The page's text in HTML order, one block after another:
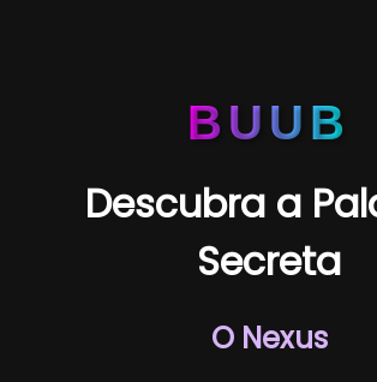
BUUB
Descubra a
Secreta
O Nexus